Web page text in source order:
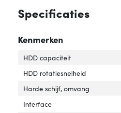
Specificaties
Kenmerken
HDD capaciteit
HDD rotatiesnelheid
Harde schijf, omvang
Interface